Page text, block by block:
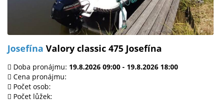
Josefína Valory classic 475 Josefína
Doba pronájmu: 19.8.2026 09:00 - 19.8.2026 18:00
Cena pronájmu:
Počet osob:
Počet lůžek: